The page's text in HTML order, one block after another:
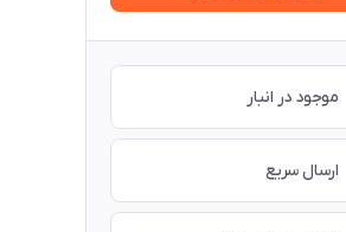
موجود در انبار
ارسال سریع